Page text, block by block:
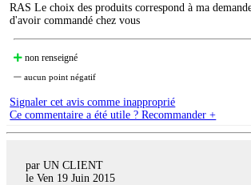
RAS Le choix des produits correspond à ma
d'avoir commandé chez vous
non renseigné
aucun point négatif
Signaler cet avis comme inapproprié
Ce commentaire a été utile ? Recommander +
par UN CLIENT
le Ven 19 Juin 2015